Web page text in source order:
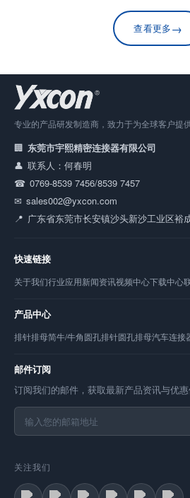
查看更多→
专业的产品研发制造商，致力于为全球客户提
东莞市宇熙精密连接器有限公司
联系人：何春明
0769-8539 7456/8539 7457
sales002@yxcon.com
广东省东莞市长安镇沙头新沙工业区裕
快速链接
关于我们行业应用新闻资讯视频中心下载中心
产品中心
排针排母简牛/牛角圆孔排针圆孔排母汽车连接
邮件订阅
订阅我们的邮件，获取最新产品资讯与优
关注我们